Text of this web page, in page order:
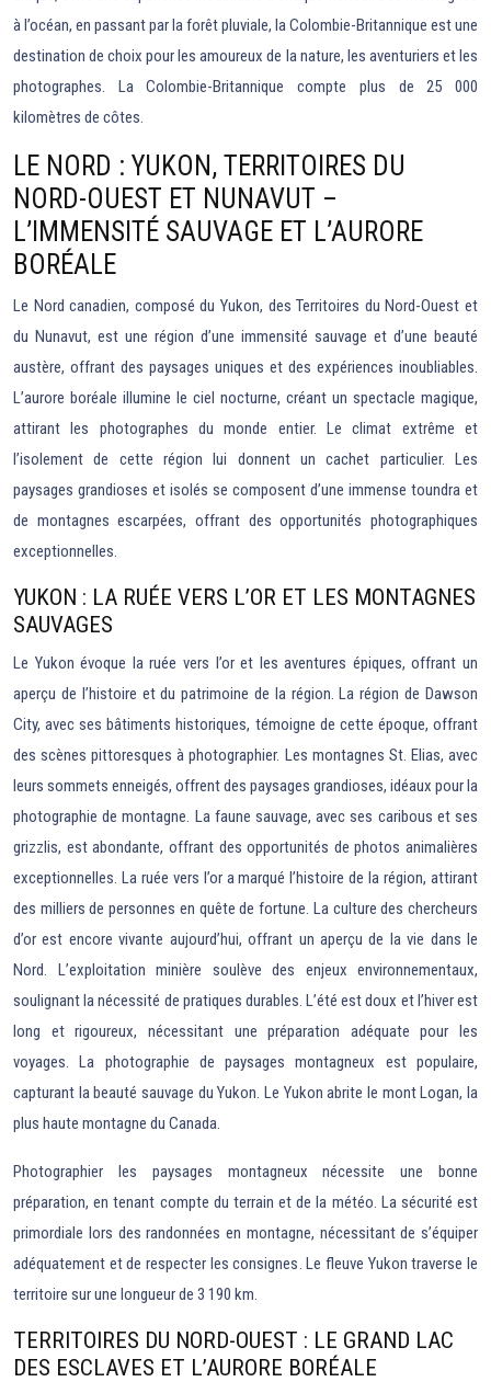
à l’océan, en passant par la forêt pluviale, la Colombie-Britannique est une
destination de choix pour les amoureux de la nature, les aventuriers et les
photographes. La Colombie-Britannique compte plus de 25 000
kilomètres de côtes.
LE NORD : YUKON, TERRITOIRES DU
NORD-OUEST ET NUNAVUT –
L’IMMENSITÉ SAUVAGE ET L’AURORE
BORÉALE
Le Nord canadien, composé du Yukon, des Territoires du Nord-Ouest et
du Nunavut, est une région d’une immensité sauvage et d’une beauté
austère, offrant des paysages uniques et des expériences inoubliables.
L’aurore boréale illumine le ciel nocturne, créant un spectacle magique,
attirant les photographes du monde entier. Le climat extrême et
l’isolement de cette région lui donnent un cachet particulier. Les
paysages grandioses et isolés se composent d’une immense toundra et
de montagnes escarpées, offrant des opportunités photographiques
exceptionnelles.
YUKON : LA RUÉE VERS L’OR ET LES MONTAGNES
SAUVAGES
Le Yukon évoque la ruée vers l’or et les aventures épiques, offrant un
aperçu de l’histoire et du patrimoine de la région. La région de Dawson
City, avec ses bâtiments historiques, témoigne de cette époque, offrant
des scènes pittoresques à photographier. Les montagnes St. Elias, avec
leurs sommets enneigés, offrent des paysages grandioses, idéaux pour la
photographie de montagne. La faune sauvage, avec ses caribous et ses
grizzlis, est abondante, offrant des opportunités de photos animalières
exceptionnelles. La ruée vers l’or a marqué l’histoire de la région, attirant
des milliers de personnes en quête de fortune. La culture des chercheurs
d’or est encore vivante aujourd’hui, offrant un aperçu de la vie dans le
Nord. L’exploitation minière soulève des enjeux environnementaux,
soulignant la nécessité de pratiques durables. L’été est doux et l’hiver est
long et rigoureux, nécessitant une préparation adéquate pour les
voyages. La photographie de paysages montagneux est populaire,
capturant la beauté sauvage du Yukon. Le Yukon abrite le mont Logan, la
plus haute montagne du Canada.
Photographier les paysages montagneux nécessite une bonne
préparation, en tenant compte du terrain et de la météo. La sécurité est
primordiale lors des randonnées en montagne, nécessitant de s’équiper
adéquatement et de respecter les consignes. Le fleuve Yukon traverse le
territoire sur une longueur de 3 190 km.
TERRITOIRES DU NORD-OUEST : LE GRAND LAC
DES ESCLAVES ET L’AURORE BORÉALE